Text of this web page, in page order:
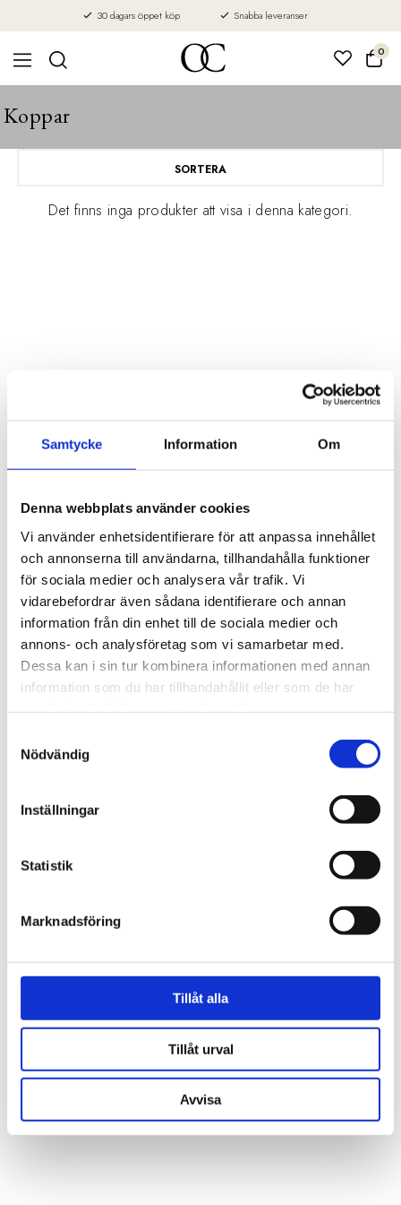
Samtycke Information Om
Denna webbplats använder cookies
Vi använder enhetsidentifierare för att anpassa innehållet
och annonserna till användarna, tillhandahålla funktioner
för sociala medier och analysera vår trafik. Vi
vidarebefordrar även sådana identifierare och annan
information från din enhet till de sociala medier och
annons- och analysföretag som vi samarbetar med.
Dessa kan i sin tur kombinera informationen med annan
information som du har tillhandahållit eller som de har
Nödvändig
Inställningar
Statistik
Marknadsföring
Tillåt alla
Tillåt urval
Avvisa
30 dagars öppet köp Snabba leveranser
0
Koppar
SORTERA
Det finns inga produkter att visa i denna kategori.